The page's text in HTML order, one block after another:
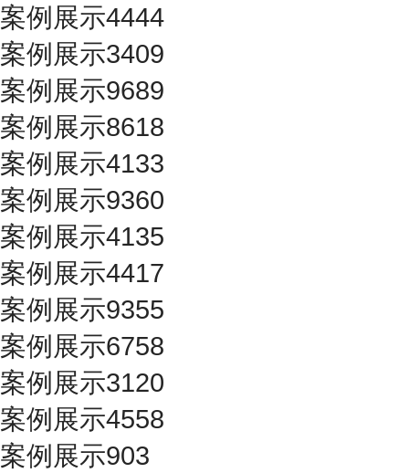
案例展示4444
案例展示3409
案例展示9689
案例展示8618
案例展示4133
案例展示9360
案例展示4135
案例展示4417
案例展示9355
案例展示6758
案例展示3120
案例展示4558
案例展示903